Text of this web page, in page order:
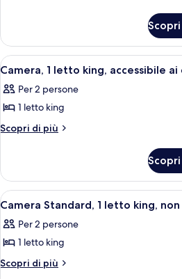
letti
queen,
accessibile
ai
disabili,
fumatori
2
letti
queen,
ai
disabili,
fumatori
Apri
tutte
le
foto
per
letto
king,
accessibile
ai
disabili,
fumatori
Una
2
Camera, 1 letto king, accessibile
Per 2 persone
1 letto king
Scopri di più
Altri
1
letto
king,
ai
disabili,
fumatori
Apri
tutte
le
foto
per
Una
2
Camera Standard, 1 letto king,
Per 2 persone
1 letto king
Scopri di più
Altri